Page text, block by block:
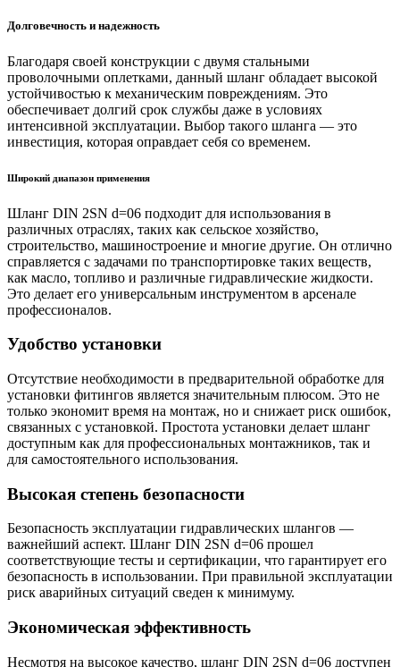
Долговечность и надежность
Благодаря своей конструкции с двумя стальными
проволочными оплетками, данный шланг обладает высокой
устойчивостью к механическим повреждениям. Это
обеспечивает долгий срок службы даже в условиях
интенсивной эксплуатации. Выбор такого шланга — это
инвестиция, которая оправдает себя со временем.
Широкий диапазон применения
Шланг DIN 2SN d=06 подходит для использования в
различных отраслях, таких как сельское хозяйство,
строительство, машиностроение и многие другие. Он отлично
справляется с задачами по транспортировке таких веществ,
как масло, топливо и различные гидравлические жидкости.
Это делает его универсальным инструментом в арсенале
профессионалов.
Удобство установки
Отсутствие необходимости в предварительной обработке для
установки фитингов является значительным плюсом. Это не
только экономит время на монтаж, но и снижает риск ошибок,
связанных с установкой. Простота установки делает шланг
доступным как для профессиональных монтажников, так и
для самостоятельного использования.
Высокая степень безопасности
Безопасность эксплуатации гидравлических шлангов —
важнейший аспект. Шланг DIN 2SN d=06 прошел
соответствующие тесты и сертификации, что гарантирует его
безопасность в использовании. При правильной эксплуатации
риск аварийных ситуаций сведен к минимуму.
Экономическая эффективность
Несмотря на высокое качество, шланг DIN 2SN d=06 доступен